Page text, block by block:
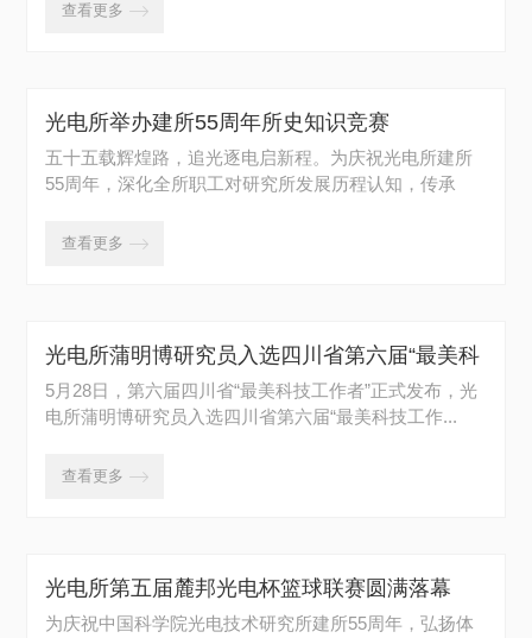
查看更多 
光电所举办建所55周年所史知识竞赛
五十五载辉煌路，追光逐电启新程。为庆祝光电所建所
55周年，深化全所职工对研究所发展历程认知，传承
查看更多 
光电所蒲明博研究员入选四川省第六届“最美科
技工作者”
5月28日，第六届四川省“最美科技工作者”正式发布，光
电所蒲明博研究员入选四川省第六届“最美科技工作...
查看更多 
光电所第五届麓邦光电杯篮球联赛圆满落幕
为庆祝中国科学院光电技术研究所建所55周年，弘扬体